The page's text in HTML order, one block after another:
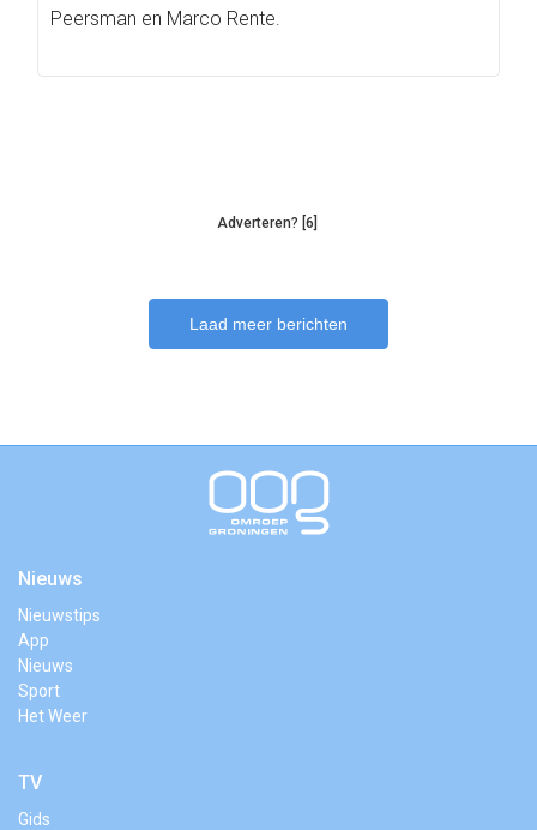
Peersman en Marco Rente.
Adverteren? [6]
Laad meer berichten
Nieuws
Nieuwstips
App
Nieuws
Sport
Het Weer
TV
Gids